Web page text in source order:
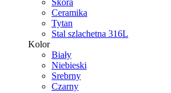
Ceramika
Tytan
Stal szlachetna 316L
Kolor
Biały
Niebieski
Srebrny
Czarny